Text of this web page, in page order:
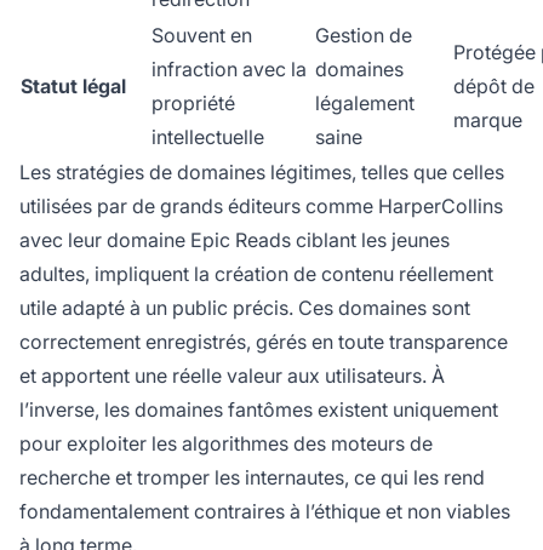
Statut légal
Souvent en
infraction avec la
propriété
intellectuelle
Gestion de
domaines
légalement
saine
Protégée
dépôt de
marque
Les stratégies de domaines légitimes, telles que celles
utilisées par de grands éditeurs comme HarperCollins
avec leur domaine Epic Reads ciblant les jeunes
adultes, impliquent la création de contenu réellement
utile adapté à un public précis. Ces domaines sont
correctement enregistrés, gérés en toute transparence
et apportent une réelle valeur aux utilisateurs. À
l’inverse, les domaines fantômes existent uniquement
pour exploiter les algorithmes des moteurs de
recherche et tromper les internautes, ce qui les rend
fondamentalement contraires à l’éthique et non viables
à long terme.